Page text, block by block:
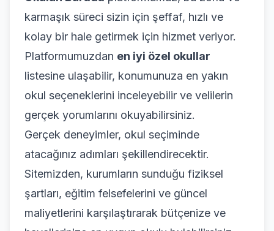
karmaşık süreci sizin için şeffaf, hızlı ve
kolay bir hale getirmek için hizmet veriyor.
Platformumuzdan en iyi özel okullar
listesine ulaşabilir, konumunuza en yakın
okul seçeneklerini inceleyebilir ve velilerin
gerçek yorumlarını okuyabilirsiniz.
Gerçek deneyimler, okul seçiminde
atacağınız adımları şekillendirecektir.
Sitemizden, kurumların sunduğu fiziksel
şartları, eğitim felsefelerini ve güncel
maliyetlerini karşılaştırarak bütçenize ve